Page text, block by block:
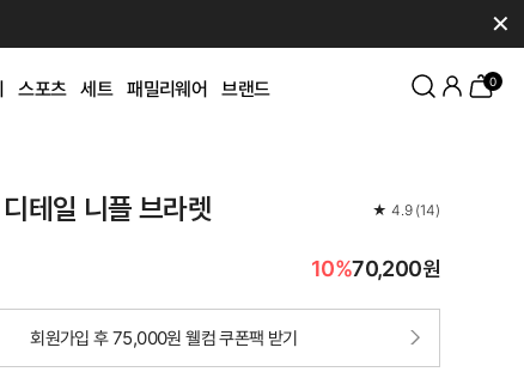
✕
스포츠 세트 패밀리웨어 브랜드 0
테일 니플 브라렛 ★ 4.9 (14)
10%70,200원
회원가입 후 75,000원 웰컴 쿠폰팩 받기